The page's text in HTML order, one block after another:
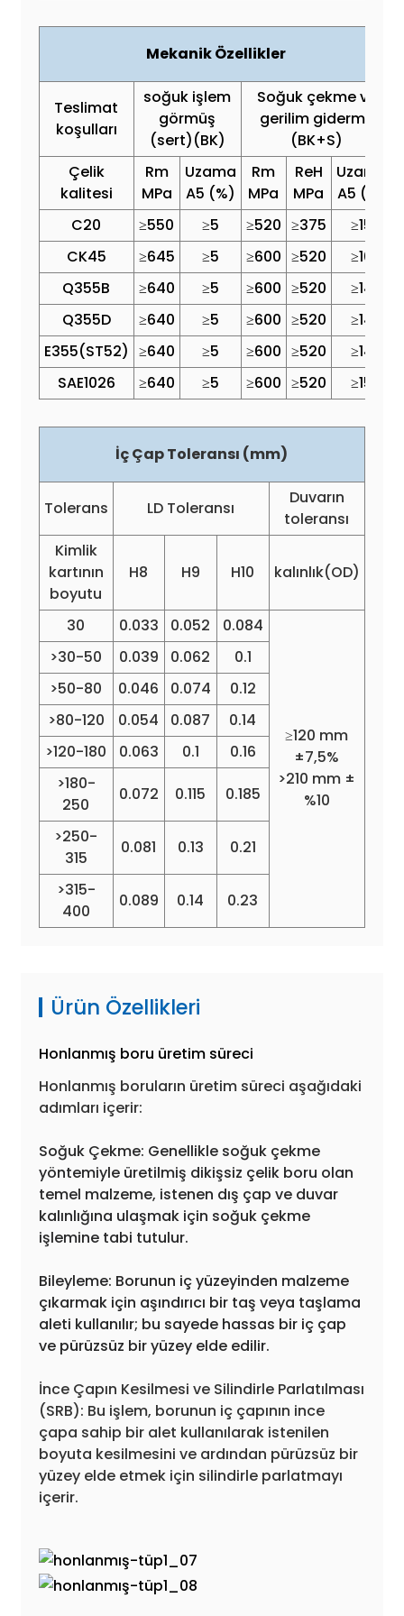
Mekanik Özellikler
Teslimat
koşulları
soğuk işlem
görmüş
(sert)(BK)
Soğuk çekme ve
gerilim giderme
(BK+S)
Çelik
kalitesi
Rm
MPa
Uzama
A5 (%)
Rm
MPa
ReH
MPa
Uzama
A5 (%)
C20
≥550 ≥5 ≥520 ≥375
≥15
CK45
≥645 ≥5 ≥600 ≥520
≥10
Q355B
≥640 ≥5 ≥600 ≥520
≥14
Q355D
≥640 ≥5 ≥600 ≥520
≥14
E355(ST52) ≥640 ≥5 ≥600 ≥520
≥14
SAE1026
≥640 ≥5 ≥600 ≥520 ≥15
İç Çap Toleransı (mm)
Tolerans LD Toleransı
Duvarın
toleransı
Kimlik
kartının
boyutu
H8 H9 H10 kalınlık(OD)
30 0.033 0.052 0.084
≥120 mm
±7,5%
>210 mm ±
%10
>30-50 0.039 0.062
0.1
>50-80
0.046 0.074
0.12
>80-120
0.054 0.087
0.14
>120-180
0.063 0.1
0.16
>180-
250
0.072 0.115 0.185
>250-
315
0.081 0.13 0.21
>315-
400
0.089 0.14 0.23
Ürün Özellikleri
Honlanmış boru üretim süreci
Honlanmış boruların üretim süreci aşağıdaki
adımları içerir:
Soğuk Çekme: Genellikle soğuk çekme
yöntemiyle üretilmiş dikişsiz çelik boru olan
temel malzeme, istenen dış çap ve duvar
kalınlığına ulaşmak için soğuk çekme
işlemine tabi tutulur.
Bileyleme: Borunun iç yüzeyinden malzeme
çıkarmak için aşındırıcı bir taş veya taşlama
aleti kullanılır; bu sayede hassas bir iç çap
ve pürüzsüz bir yüzey elde edilir.
İnce Çapın Kesilmesi ve Silindirle Parlatılması
(SRB): Bu işlem, borunun iç çapının ince
çapa sahip bir alet kullanılarak istenilen
boyuta kesilmesini ve ardından pürüzsüz bir
yüzey elde etmek için silindirle parlatmayı
içerir.